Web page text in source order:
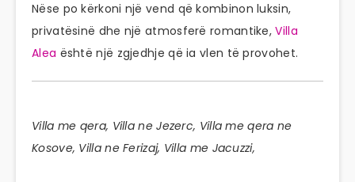
Nëse po kërkoni një vend që kombinon luksin,
privatësinë dhe një atmosferë romantike,Villa
Alea është një zgjedhje që ia vlen të provohet.
Villa me qera, Villa ne Jezerc, Villa me qera ne
Kosove, Villa ne Ferizaj, Villa me Jacuzzi,